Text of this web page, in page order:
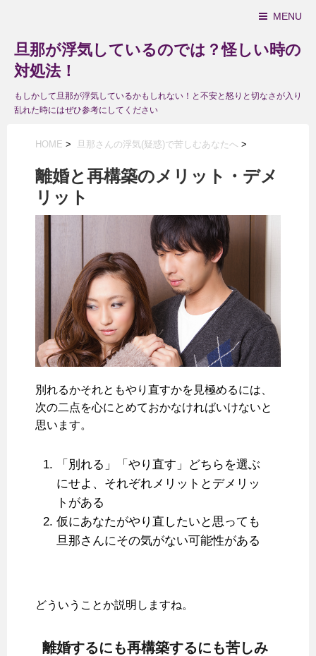
MENU
旦那が浮気しているのでは？怪しい時の
対処法！
もしかして旦那が浮気しているかもしれない！と不安と怒りと切なさが入り
乱れた時にはぜひ参考にしてください
HOME > 旦那さんの浮気(疑惑)で苦しむあなたへ >
離婚と再構築のメリット・デメ
リット
別れるかそれともやり直すかを見極めるには、
次の二点を心にとめておかなければいけないと
思います。
「別れる」「やり直す」どちらを選ぶ
にせよ、それぞれメリットとデメリッ
トがある
仮にあなたがやり直したいと思っても
旦那さんにその気がない可能性がある
どういうことか説明しますね。
離婚するにも再構築するにも苦しみ